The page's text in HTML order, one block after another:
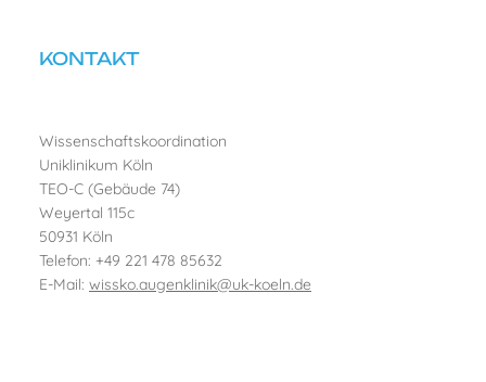
KONTAKT
Wissenschaftskoordination
Uniklinikum Köln
TEO-C (Gebäude 74)
Weyertal 115c
50931 Köln
Telefon: +49 221 478 85632
E-Mail: wissko.augenklinik@uk-koeln.de